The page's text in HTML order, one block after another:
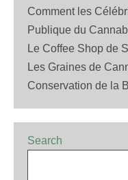
Comment les
Publique du
Le Coffee Shop de
Les Graines de
Conservation de la
Search